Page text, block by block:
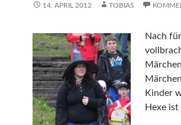
14. APRIL 2012 TOBIAS
Nach
Kinder
Hexe